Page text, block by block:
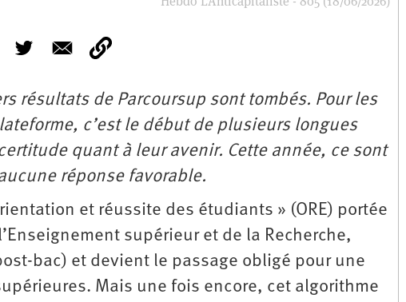
résultats de Parcoursup sont tombés. Pour les
c’est le début de plusieurs longues
quant à leur avenir. Cette année, ce sont
réponse favorable.
et réussite des étudiants » (ORE) portée
supérieur et de la Recherche,
bac) et devient le passage obligé pour une
Mais une fois encore, cet algorithme